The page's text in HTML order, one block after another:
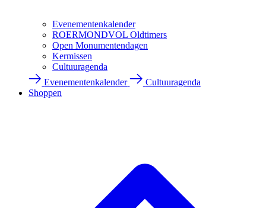
Evenementenkalender
ROERMONDVOL Oldtimers
Open Monumentendagen
Kermissen
Cultuuragenda
Evenementenkalender
Cultuuragenda
Shoppen